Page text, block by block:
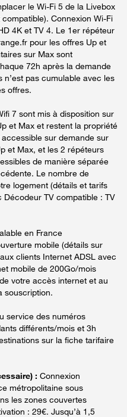
le Wi-Fi 5 de la Livebox
Connexion Wi-Fi
4K et TV 4. Le 1er répéteur
pour les offres Up et
sur Max sont
72h après la demande
n’est pas cumulable avec les
offres.
7 sont mis à disposition sur
et Max et restent la propriété
sur demande sur
et Max, et les 2 répéteurs
de manière séparée
Le nombre de
logement (détails et tarifs
TV compatible : TV
en France
mobile (détails sur
clients Internet ADSL avec
mobile de 200Go/mois
votre accès internet et au
souscription.
service des numéros
différents/mois et 3h
sur la fiche tarifaire
: Connexion
métropolitaine sous
les zones couvertes
: 29€. Jusqu’à 1,5